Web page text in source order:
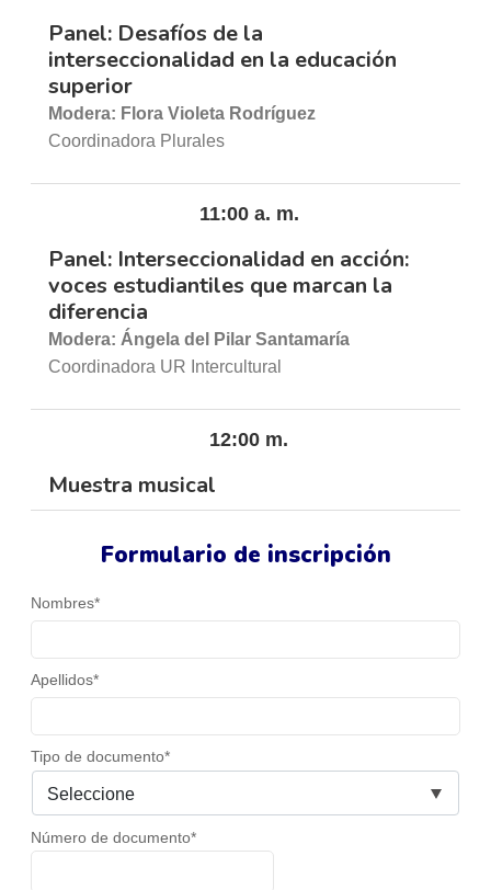
Formulario de inscripción
Nombres*
Apellidos*
Tipo de documento*
Número de documento*
Panel: Desafíos de la
interseccionalidad en la educación
superior
Modera: Flora Violeta Rodríguez
Coordinadora Plurales
11:00 a. m.
Panel: Interseccionalidad en acción:
voces estudiantiles que marcan la
diferencia
Modera: Ángela del Pilar Santamaría
Coordinadora UR Intercultural
12:00 m.
Muestra musical